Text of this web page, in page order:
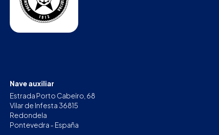
Nave auxiliar
Estrada Porto Cabeiro, 68
Vilar de Infesta 36815
Redondela
Pontevedra - España